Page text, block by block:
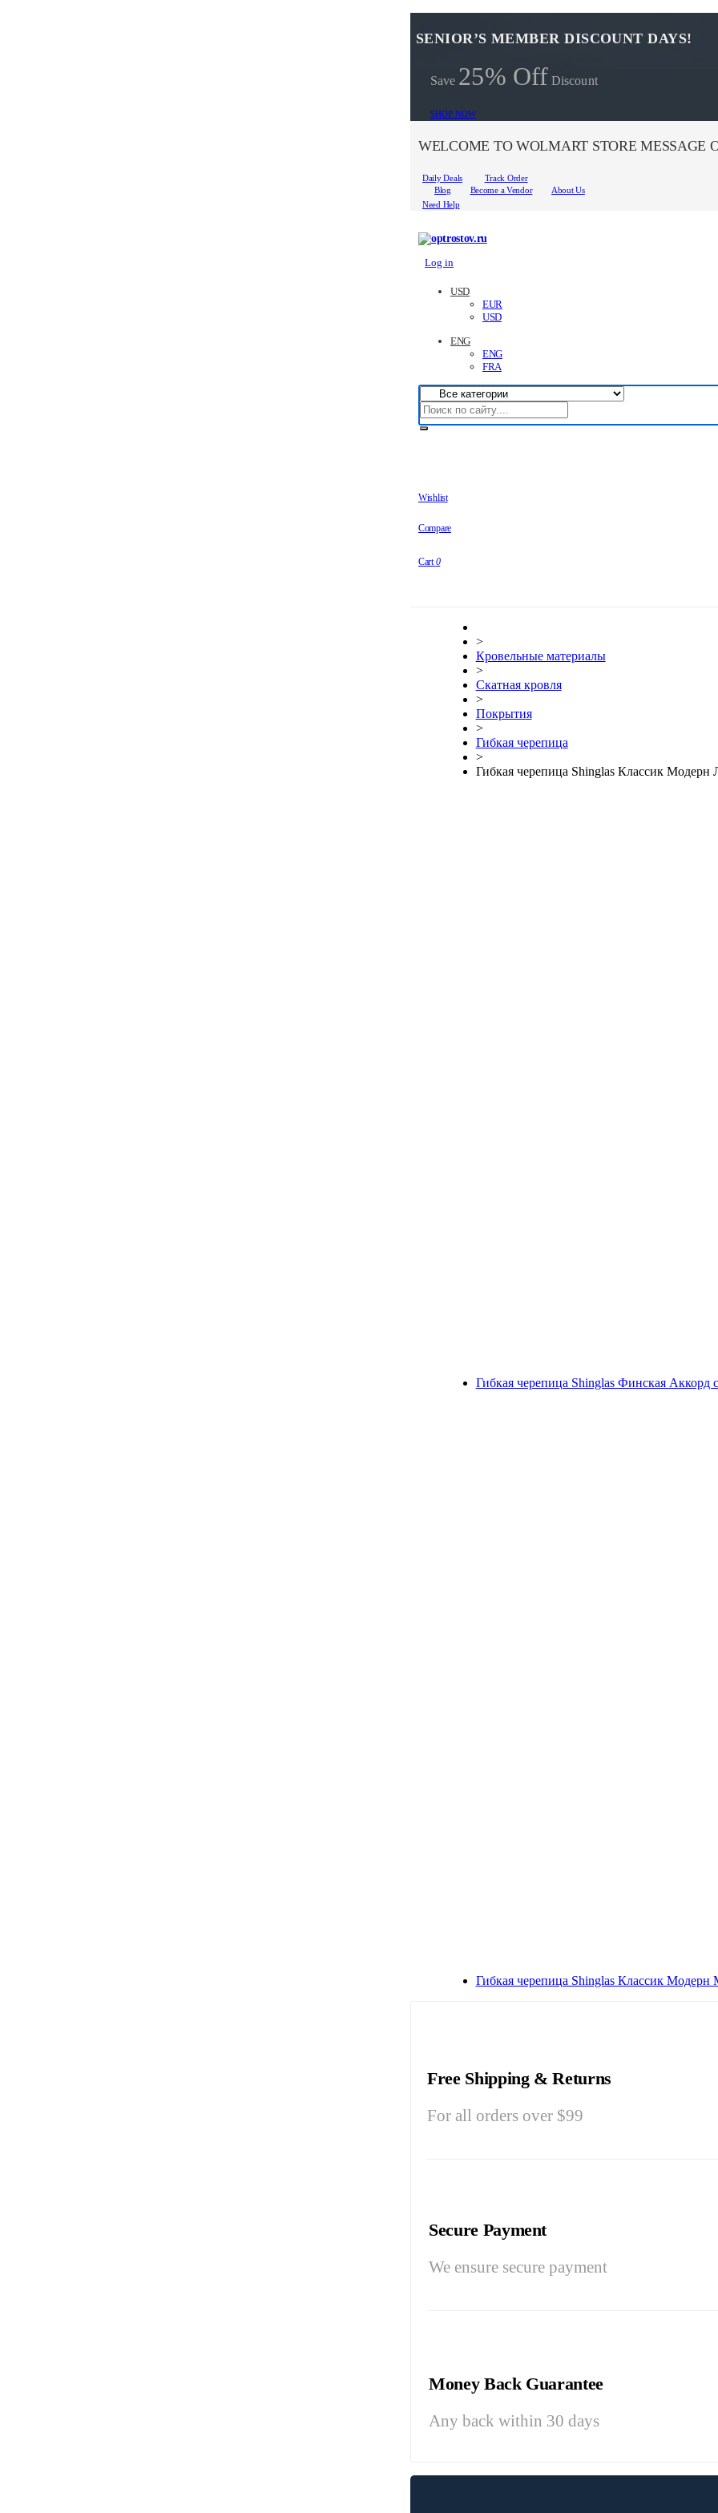
SENIOR’S MEMBER DISCOUNT DAYS!
Save 25% Off Discount
SHOP NOW
WELCOME TO WOLMART STORE MESSAGE
Daily Deals
Track Order
Blog
Become a Vendor
About Us
Need Help
Log in
USD
EUR
USD
ENG
ENG
FRA
Wishlist
Compare
Cart 0
>
Кровельные материалы
>
Скатная кровля
>
Покрытия
>
Гибкая черепица
>
Гибкая черепица Shinglas Классик Модерн
Гибкая черепица Shinglas Финская Аккорд
Гибкая черепица Shinglas Классик Модерн
Free Shipping & Returns
For all orders over $99
Secure Payment
We ensure secure payment
Money Back Guarantee
Any back within 30 days